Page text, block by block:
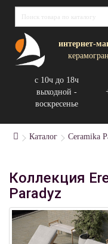
интернет-
с 10ч до 18ч
выходной -
воскресенье
Каталог Ceramika
Коллекция
Paradyz